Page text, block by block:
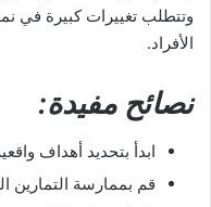
وتتطلب تغييرات كبيرة في
الأفراد.
نصائح مفيدة:
ابدأ بتحديد أهداف
قم بممارسة التمارين